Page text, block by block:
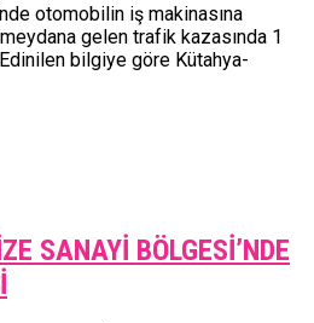
otomobilin iş makinasına
gelen trafik kazasında 1
bilgiye göre Kütahya-
SANAYİ BÖLGESİ’NDE